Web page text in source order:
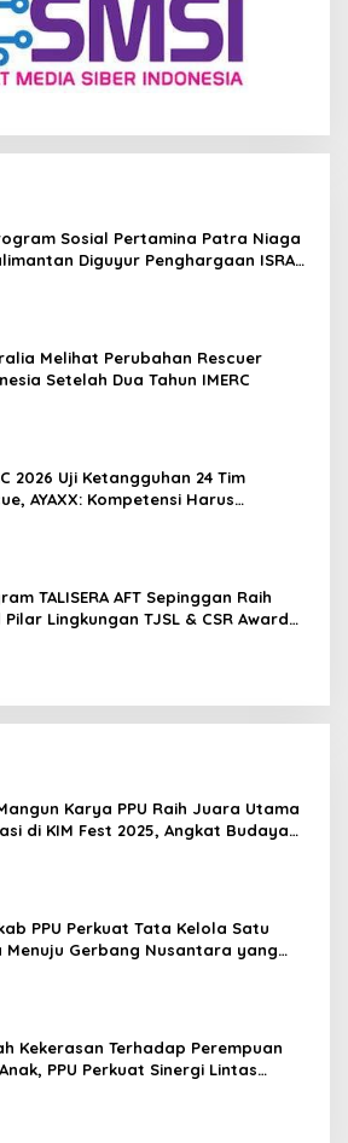
Sosial Pertamina Patra Niaga
Diguyur Penghargaan ISRA
Melihat Perubahan Rescuer
Setelah Dua Tahun IMERC
2026 Uji Ketangguhan 24 Tim
AYAXX: Kompetensi Harus
TALISERA AFT Sepinggan Raih
Pilar Lingkungan TJSL & CSR Award
Karya PPU Raih Juara Utama
di KIM Fest 2025, Angkat Budaya
PPU Perkuat Tata Kelola Satu
Menuju Gerbang Nusantara yang
Kekerasan Terhadap Perempuan
PPU Perkuat Sinergi Lintas